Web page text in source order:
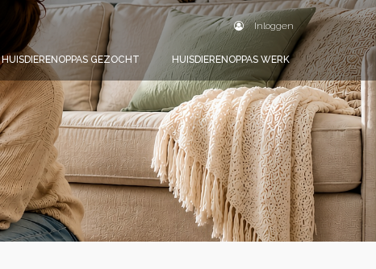
Inloggen
HUISDIERENOPPAS GEZOCHT HUISDIERENOPPAS WERK